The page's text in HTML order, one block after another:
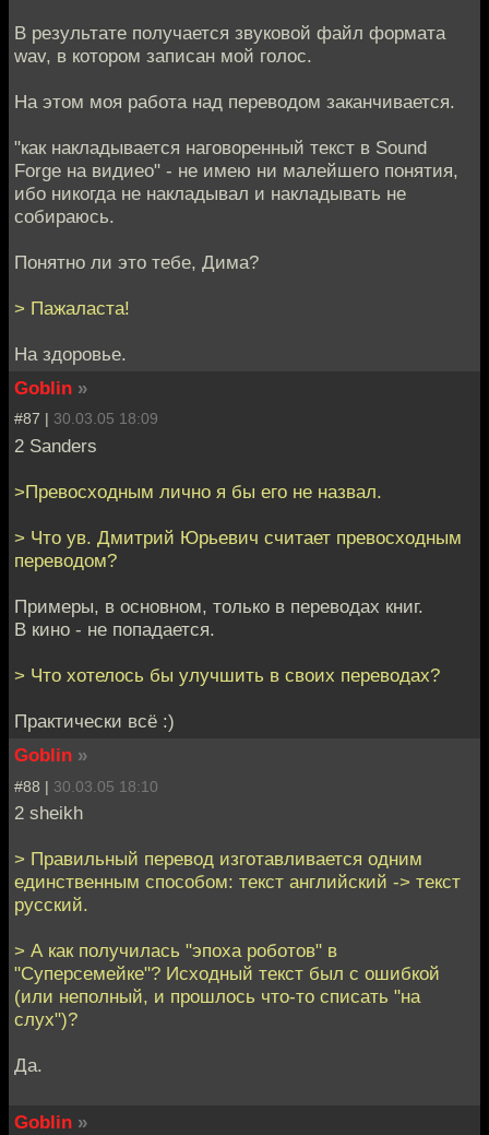
В результате получается звуковой файл формата
wav, в котором записан мой голос.
На этом моя работа над переводом заканчивается.
"как накладывается наговоренный текст в Sound
Forge на видиео" - не имею ни малейшего понятия,
ибо никогда не накладывал и накладывать не
собираюсь.
Понятно ли это тебе, Дима?
> Пажаласта!
На здоровье.
Goblin »
#87 | 30.03.05 18:09
2 Sanders
>Превосходным лично я бы его не назвал.
> Что ув. Дмитрий Юрьевич считает превосходным
переводом?
Примеры, в основном, только в переводах книг.
В кино - не попадается.
> Что хотелось бы улучшить в своих переводах?
Практически всё :)
Goblin »
#88 | 30.03.05 18:10
2 sheikh
> Правильный перевод изготавливается одним
единственным способом: текст английский -> текст
русский.
> А как получилась "эпоха роботов" в
"Суперсемейке"? Исходный текст был с ошибкой
(или неполный, и прошлось что-то списать "на
слух")?
Да.
Goblin »